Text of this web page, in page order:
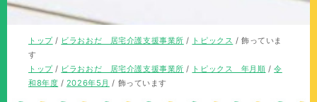
現
在
の
位
トップ/ ビラおおだ 居宅介護支援事業所 / トピックス / 飾っていま
す
現
在
トップ/ ビラおおだ 居宅介護支援事業所 / トピックス 年月順 /令
和8年度 / 2026年5月 / 飾っています